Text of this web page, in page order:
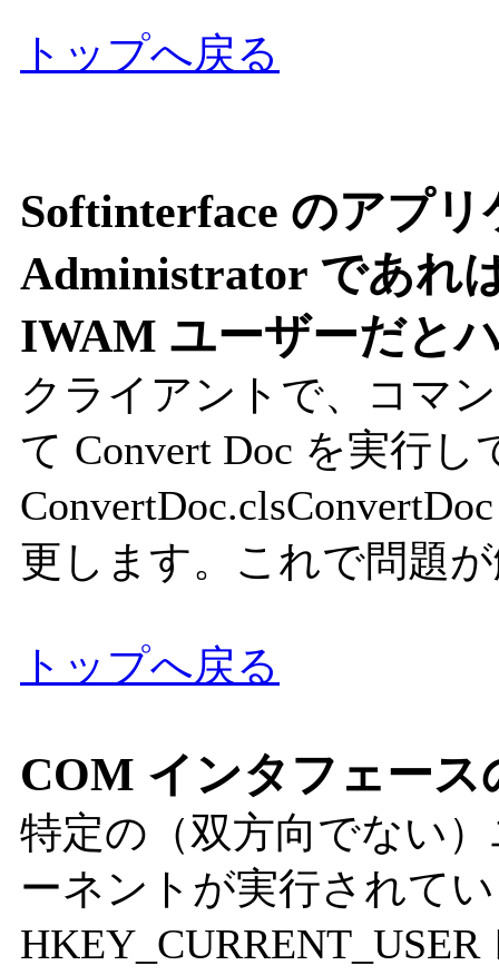
トップへ戻る
Softinterface のアプ
Administrator であれ
IWAM ユーザーだと
クライアントで、コマ
て Convert Doc を実行し
更します。これで問題
トップへ戻る
COM インタフェース
特定の（双方向でない
ーネントが実行されて